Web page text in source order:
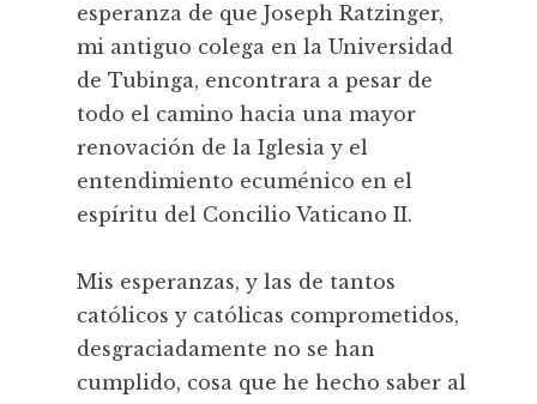
esperanza de que Joseph Ratzinger,
mi antiguo colega en la Universidad
de Tubinga, encontrara a pesar de
todo el camino hacia una mayor
renovación de la Iglesia y el
entendimiento ecuménico en el
espíritu del Concilio Vaticano II.
Mis esperanzas, y las de tantos
católicos y católicas comprometidos,
desgraciadamente no se han
cumplido, cosa que he hecho saber al